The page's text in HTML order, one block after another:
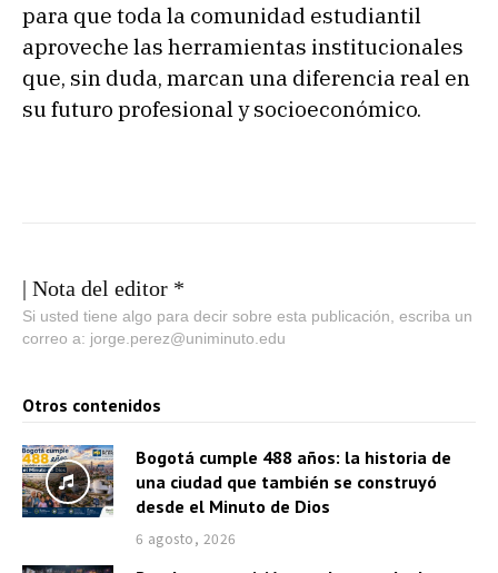
para que toda la comunidad estudiantil
aproveche las herramientas institucionales
que, sin duda, marcan una diferencia real en
su futuro profesional y socioeconómico.
| Nota del editor *
Si usted tiene algo para decir sobre esta publicación, escriba un
correo a: jorge.perez@uniminuto.edu
Otros contenidos
Bogotá cumple 488 años: la historia de
una ciudad que también se construyó
desde el Minuto de Dios
6 agosto, 2026